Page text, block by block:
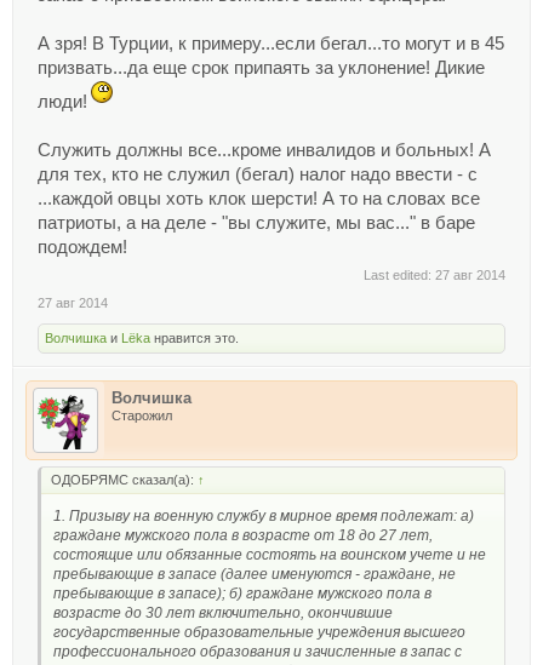
А зря! В Турции, к примеру...если бегал...то могут и в 45
призвать...да еще срок припаять за уклонение! Дикие
люди!
Служить должны все...кроме инвалидов и больных! А
для тех, кто не служил (бегал) налог надо ввести - с
...каждой овцы хоть клок шерсти! А то на словах все
патриоты, а на деле - "вы служите, мы вас..." в баре
подождем!
Last edited: 27 авг 2014
27 авг 2014
Волчишка и Lёka нравится это.
Волчишка
Старожил
ОДОБРЯМС сказал(а): ↑
1. Призыву на военную службу в мирное время подлежат: а)
граждане мужского пола в возрасте от 18 до 27 лет,
состоящие или обязанные состоять на воинском учете и не
пребывающие в запасе (далее именуются - граждане, не
пребывающие в запасе); б) граждане мужского пола в
возрасте до 30 лет включительно, окончившие
государственные образовательные учреждения высшего
профессионального образования и зачисленные в запас с